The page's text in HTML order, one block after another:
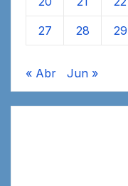
27 28 29
« Abr Jun »